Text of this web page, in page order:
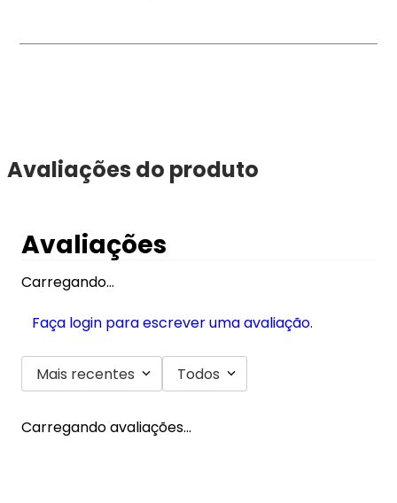
Avaliações do produto
Avaliações
Carregando…
Faça login para escrever uma avaliação.
Mais recentes Todos
Carregando avaliações…